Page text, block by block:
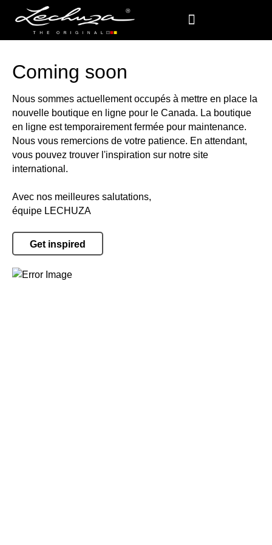
Coming soon
Nous sommes actuellement occupés à mettre en place la
nouvelle boutique en ligne pour le Canada. La boutique
en ligne est temporairement fermée pour maintenance.
Nous vous remercions de votre patience. En attendant,
vous pouvez trouver l'inspiration sur notre site
international.
Avec nos meilleures salutations,
équipe LECHUZA
Get inspired